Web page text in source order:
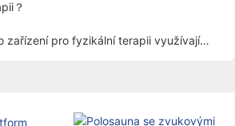
？
zařízení pro fyzikální terapii využívají